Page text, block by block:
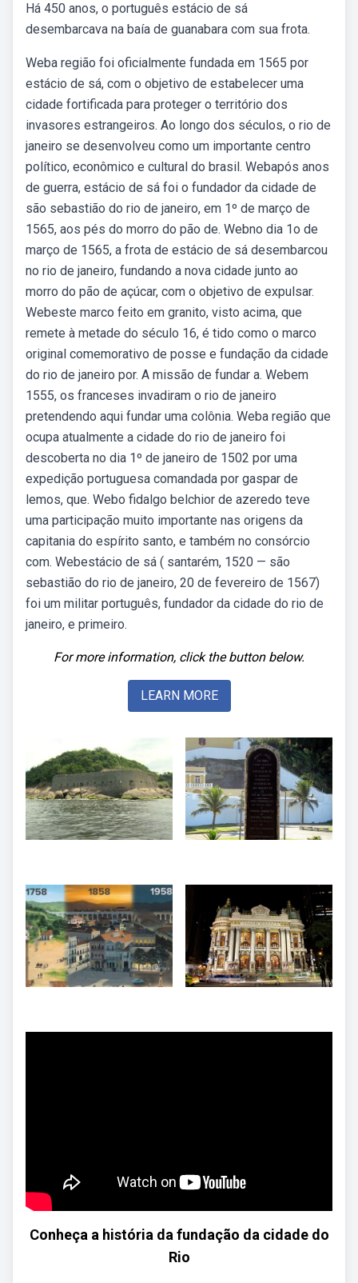
Há 450 anos, o português estácio de sá
desembarcava na baía de guanabara com sua frota.
Weba região foi oficialmente fundada em 1565 por
estácio de sá, com o objetivo de estabelecer uma
cidade fortificada para proteger o território dos
invasores estrangeiros. Ao longo dos séculos, o rio de
janeiro se desenvolveu como um importante centro
político, econômico e cultural do brasil. Webapós anos
de guerra, estácio de sá foi o fundador da cidade de
são sebastião do rio de janeiro, em 1º de março de
1565, aos pés do morro do pão de. Webno dia 1o de
março de 1565, a frota de estácio de sá desembarcou
no rio de janeiro, fundando a nova cidade junto ao
morro do pão de açúcar, com o objetivo de expulsar.
Webeste marco feito em granito, visto acima, que
remete à metade do século 16, é tido como o marco
original comemorativo de posse e fundação da cidade
do rio de janeiro por. A missão de fundar a. Webem
1555, os franceses invadiram o rio de janeiro
pretendendo aqui fundar uma colônia. Weba região que
ocupa atualmente a cidade do rio de janeiro foi
descoberta no dia 1º de janeiro de 1502 por uma
expedição portuguesa comandada por gaspar de
lemos, que. Webo fidalgo belchior de azeredo teve
uma participação muito importante nas origens da
capitania do espírito santo, e também no consórcio
com. Webestácio de sá ( santarém, 1520 — são
sebastião do rio de janeiro, 20 de fevereiro de 1567)
foi um militar português, fundador da cidade do rio de
janeiro, e primeiro.
For more information, click the button below.
LEARN MORE
Conheça a história da fundação da cidade do
Rio